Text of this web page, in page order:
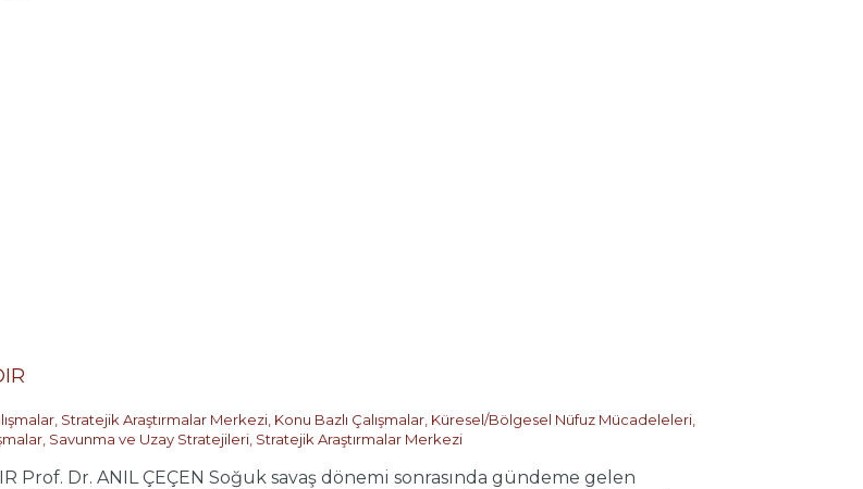
Stratejik Araştırmalar Merkezi Konu Bazlı Çalışmalar Küresel/Bölgesel Nüfuz Mücadeleleri
Savunma ve Uzay Stratejileri Stratejik Araştırmalar Merkezi
Prof. Dr. ANIL ÇEÇEN Soğuk savaş dönemi sonrasında gündeme gelen